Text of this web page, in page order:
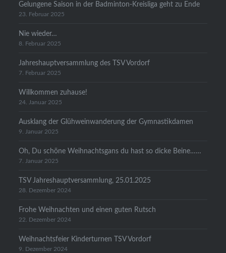
Gelungene Saison in der Badminton-Kreisliga geht zu Ende
23. Februar 2025
Nie wieder…
8. Februar 2025
Jahreshauptversammlung des TSV Vordorf
7. Februar 2025
Willkommen zuhause!
24. Januar 2025
Ausklang der Glühweinwanderung der Gymnastikdamen
9. Januar 2025
Oh, Du schöne Weihnachtsgans du hast so dicke Beine……
7. Januar 2025
TSV Jahreshauptversammlung, 25.01.2025
28. Dezember 2024
Frohe Weihnachten und einen guten Rutsch
22. Dezember 2024
Weihnachtsfeier Kinderturnen TSV Vordorf
9. Dezember 2024